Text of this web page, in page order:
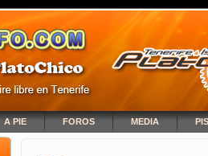
A PIE FOROS MEDIA